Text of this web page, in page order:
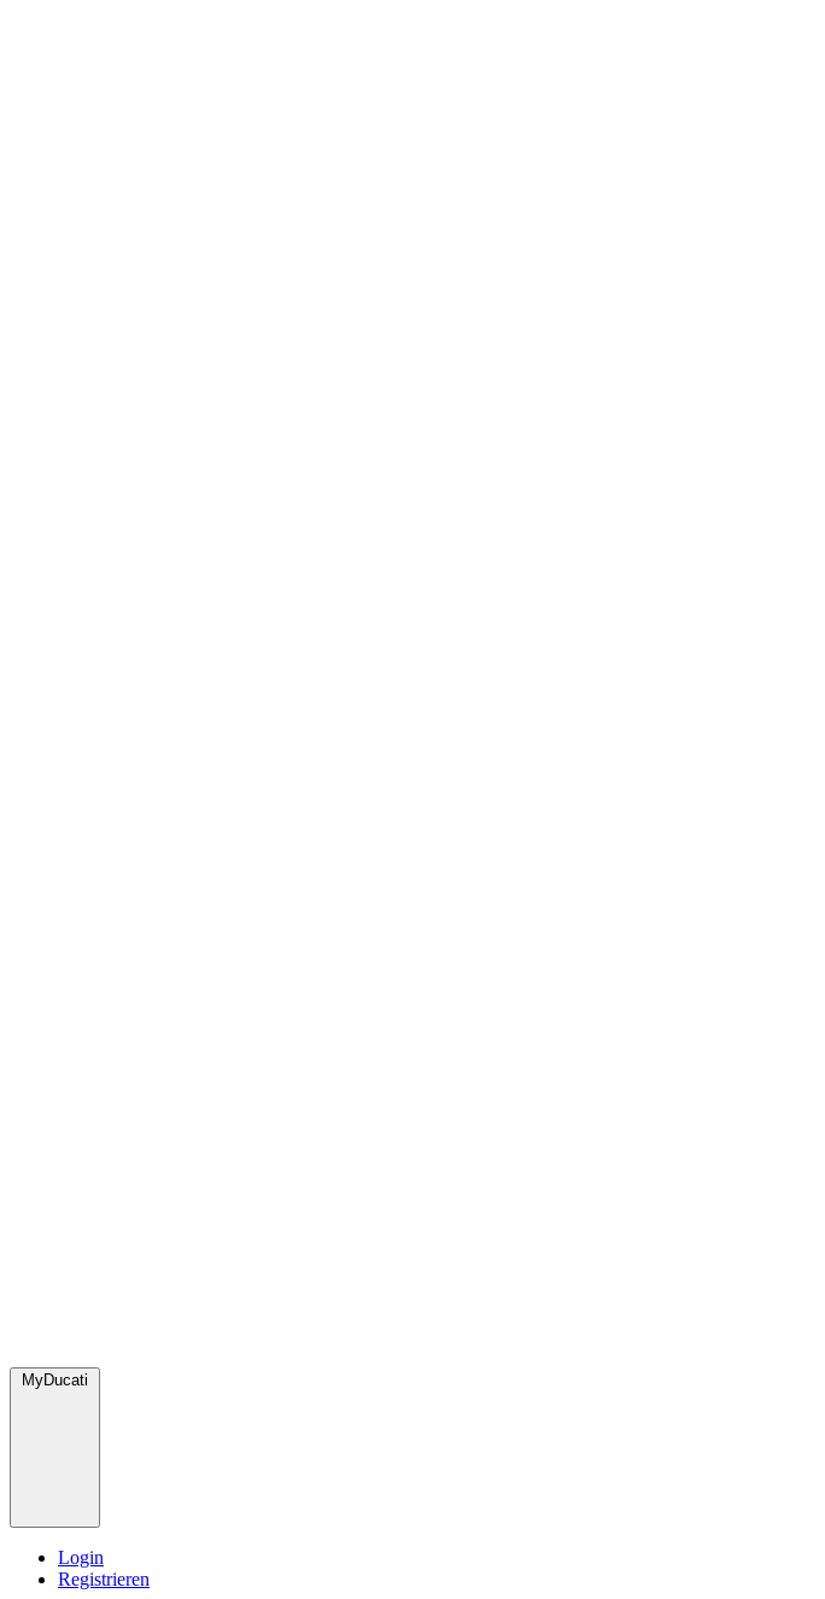
MyDucati
Login
Registrieren